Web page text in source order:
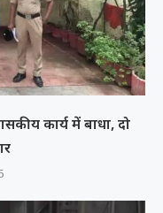
कार्य में बाधा, दो